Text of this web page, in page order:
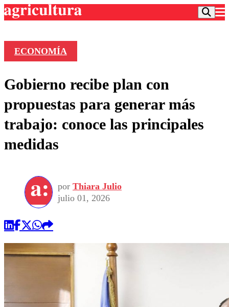
Frecuencias
Agricultura TV
Deportes
Colo Colo
Torneo Internacional
Torneo Nacional
Entretención
Internacional
Nacional
Programas
Comercial
ECONOMÍA
Gobierno recibe plan con
propuestas para generar más
trabajo: conoce las principales
medidas
por Thiara Julio
julio 01, 2026